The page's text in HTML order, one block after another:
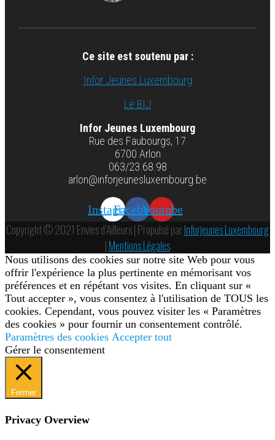
Ce site est soutenu par :
Infor Jeunes Luxembourg
Le BIJ
Infor Jeunes Luxembourg
Rue des Faubourgs, 17
6700 Arlon
063/23.68.98
arlon@inforjeunesluxembourg.be
InstagramFacebookYoutube
Copyright © 2021 Envies d’Ailleurs | Propulsé parInforjeunes Luxembourg
|Mentions Légales
Nous utilisons des cookies sur notre site Web pour vous
offrir l'expérience la plus pertinente en mémorisant vos
préférences et en répétant vos visites. En cliquant sur «
Tout accepter », vous consentez à l'utilisation de TOUS les
cookies. Cependant, vous pouvez visiter les « Paramètres
des cookies » pour fournir un consentement contrôlé.
Paramètres des cookies Accepter tout
Gérer le consentement
Fermer
Privacy Overview